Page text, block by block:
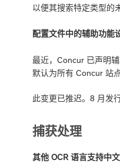
以便其搜索特定类型的
配置文件中的辅助功能
最近，Concur 已声明
默认为所有 Concur 站点
此变更已推迟。8 月发
捕获处理
其他 OCR 语言支持中文